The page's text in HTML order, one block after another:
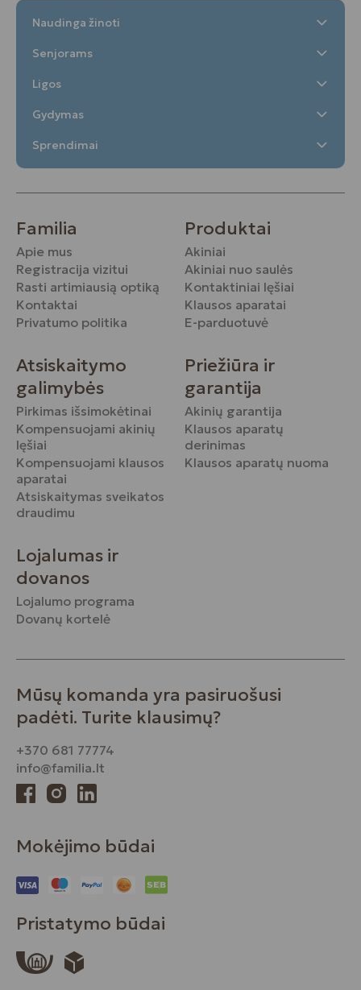
Naudinga žinoti
Senjorams
Ligos
Gydymas
Sprendimai
Familia
Apie mus
Registracija vizitui
Rasti artimiausią optiką
Kontaktai
Privatumo politika
Produktai
Akiniai
Akiniai nuo saulės
Kontaktiniai lęšiai
Klausos aparatai
E-parduotuvė
Atsiskaitymo
galimybės
Pirkimas išsimokėtinai
Kompensuojami akinių
lęšiai
Kompensuojami klausos
aparatai
Atsiskaitymas sveikatos
draudimu
Priežiūra ir
garantija
Akinių garantija
Klausos aparatų
derinimas
Klausos aparatų nuoma
Lojalumas ir
dovanos
Lojalumo programa
Dovanų kortelė
Mūsų komanda yra pasiruošusi
padėti. Turite klausimų?
+370 681 77774
info@familia.lt
Mokėjimo būdai
Pristatymo būdai